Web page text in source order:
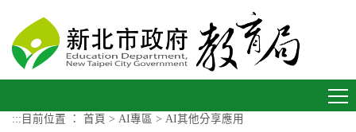
::: 目前位置 ： 首頁 > AI專區 > AI其他分享應用